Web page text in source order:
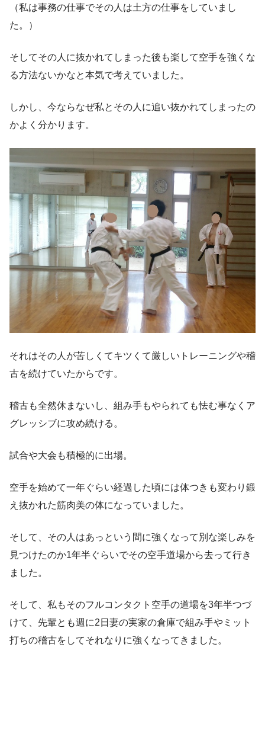
（私は事務の仕事でその人は土方の仕事をしていまし
た。）
そしてその人に抜かれてしまった後も楽して空手を強くな
る方法ないかなと本気で考えていました。
しかし、今ならなぜ私とその人に追い抜かれてしまったの
かよく分かります。
それはその人が苦しくてキツくて厳しいトレーニングや稽
古を続けていたからです。
稽古も全然休まないし、組み手もやられても怯む事なくア
グレッシブに攻め続ける。
試合や大会も積極的に出場。
空手を始めて一年ぐらい経過した頃には体つきも変わり鍛
え抜かれた筋肉美の体になっていました。
そして、その人はあっという間に強くなって別な楽しみを
見つけたのか1年半ぐらいでその空手道場から去って行き
ました。
そして、私もそのフルコンタクト空手の道場を3年半つづ
けて、先輩とも週に2日妻の実家の倉庫で組み手やミット
打ちの稽古をしてそれなりに強くなってきました。